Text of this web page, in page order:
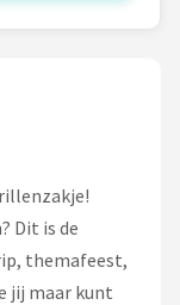
Dit is de
themafeest,
jij maar kunt